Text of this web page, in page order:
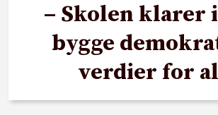
– Skolen klarer
bygge
verdier for